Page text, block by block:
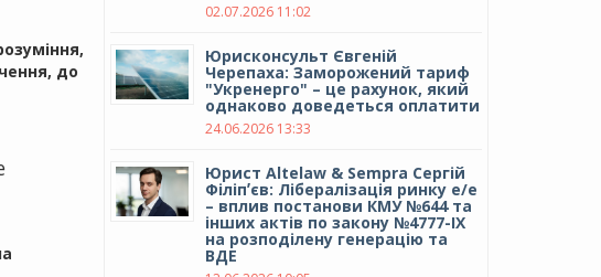
до
02.07.2026 11:02
Юрисконсульт Євгеній
Черепаха: Заморожений тариф
"Укренерго" – це рахунок, який
однаково доведеться оплатити
24.06.2026 13:33
Юрист Altelaw & Sempra Сергій
Філіпʼєв: Лібералізація ринку е/е
– вплив постанови КМУ №644 та
інших актів по закону №4777-IX
на розподілену генерацію та
ВДЕ